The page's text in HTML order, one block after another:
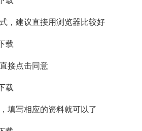
，建议直接用浏览器比较好
接点击同意
填写相应的资料就可以了